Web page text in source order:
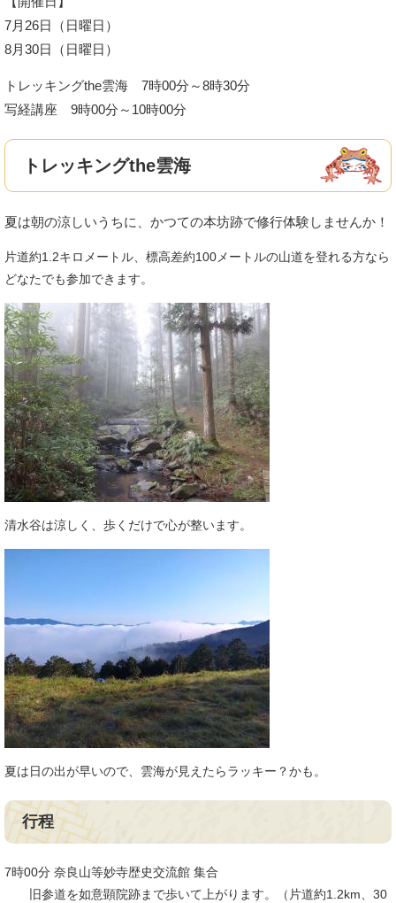
7月26日（日曜日）
8月30日（日曜日）
トレッキングthe雲海 7時00分～8時30分
写経講座 9時00分～10時00分
トレッキングthe雲海
夏は朝の涼しいうちに、かつての本坊跡で修行体験しませんか！
片道約1.2キロメートル、標高差約100メートルの山道を登れる方なら
どなたでも参加できます。
清水谷は涼しく、歩くだけで心が整います。
夏は日の出が早いので、雲海が見えたらラッキー？かも。
行程
7時00分 奈良山等妙寺歴史交流館 集合
旧参道を如意顕院跡まで歩いて上がります。（片道約1.2km、30